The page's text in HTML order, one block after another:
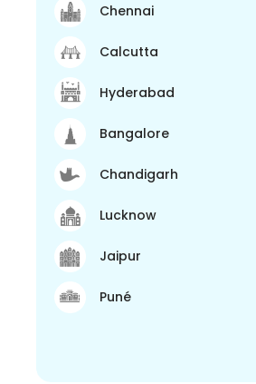
Chennai
Calcutta
Hyderabad
Bangalore
Chandigarh
Lucknow
Jaipur
Puné